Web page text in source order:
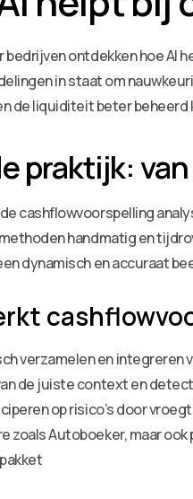
bedrijven ontdekken hoe AI
in staat om
de liquiditeit beter beheerd
praktijk:
cashflowvoorspelling
handmatig en
dynamisch en accuraat
verzamelen en integreren
de juiste context en
op risico’s door
zoals Autoboeker, maar